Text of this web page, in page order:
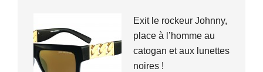
Exit le rockeur Johnny,
place à l’homme au
catogan et aux lunettes
noires !